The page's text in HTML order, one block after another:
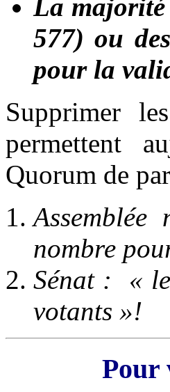
La majorité
577) ou
pour la
Supprimer
permettent
Quorum de
nombre
Sénat : «
votants »!